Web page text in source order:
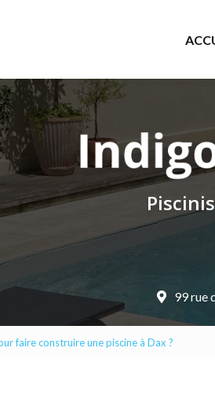
99 rue
faire construire une piscine à Dax ?